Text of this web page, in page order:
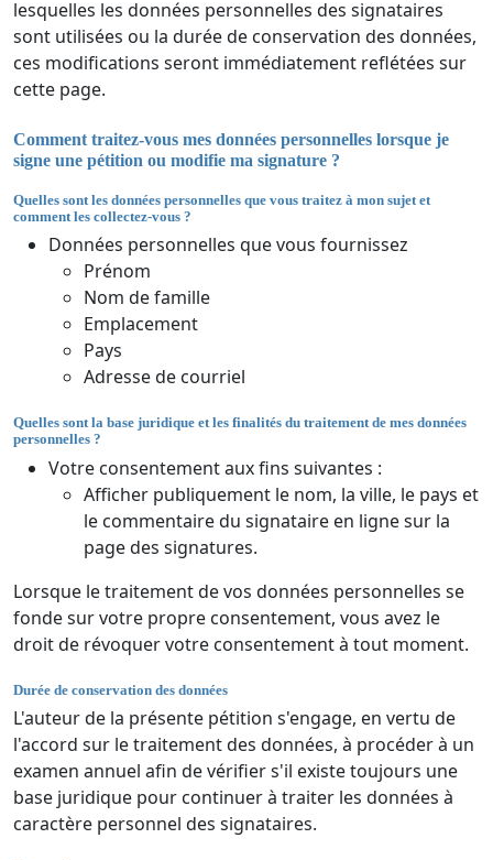
lesquelles les données personnelles des signataires
sont utilisées ou la durée de conservation des données,
ces modifications seront immédiatement reflétées sur
cette page.
Comment traitez-vous mes données personnelles lorsque je
signe une pétition ou modifie ma signature ?
Quelles sont les données personnelles que vous traitez à mon sujet et
comment les collectez-vous ?
Données personnelles que vous fournissez
Prénom
Nom de famille
Emplacement
Pays
Adresse de courriel
Quelles sont la base juridique et les finalités du traitement de mes données
personnelles ?
Votre consentement aux fins suivantes :
Afficher publiquement le nom, la ville, le pays et
le commentaire du signataire en ligne sur la
page des signatures.
Lorsque le traitement de vos données personnelles se
fonde sur votre propre consentement, vous avez le
droit de révoquer votre consentement à tout moment.
Durée de conservation des données
L'auteur de la présente pétition s'engage, en vertu de
l'accord sur le traitement des données, à procéder à un
examen annuel afin de vérifier s'il existe toujours une
base juridique pour continuer à traiter les données à
caractère personnel des signataires.